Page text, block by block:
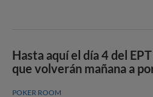
Hasta aquí el día 4 del
que volverán mañana a
POKER ROOM